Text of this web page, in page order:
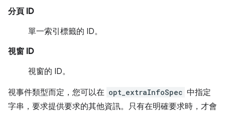
分頁 ID
單一索引標籤的 ID。
視窗 ID
視窗的 ID。
視事件類型而定，您可以在 opt_extraInfoSpec 中指定
字串，要求提供要求的其他資訊。只有在明確要求時，才會